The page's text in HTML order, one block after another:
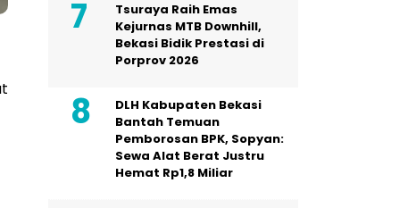
Tsuraya Raih Emas
Kejurnas MTB Downhill,
Bekasi Bidik Prestasi di
Porprov 2026
DLH Kabupaten Bekasi
Bantah Temuan
Pemborosan BPK, Sopyan:
Sewa Alat Berat Justru
Hemat Rp1,8 Miliar